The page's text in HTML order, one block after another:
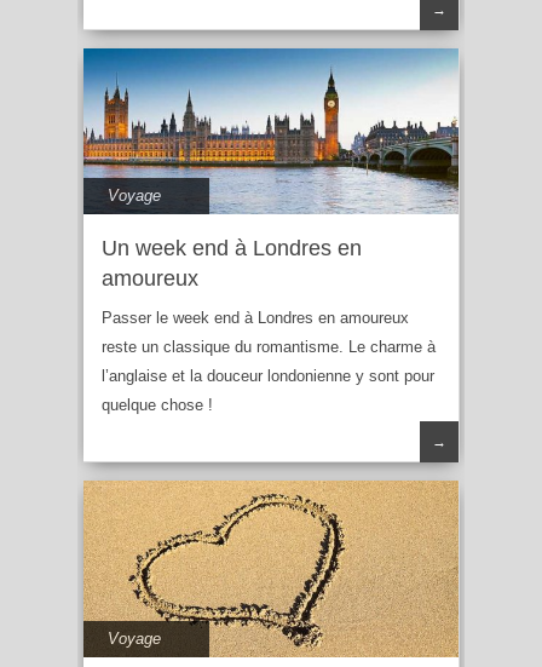
→
Voyage
Un week end à Londres en
amoureux
Passer le week end à Londres en amoureux
reste un classique du romantisme. Le charme à
l’anglaise et la douceur londonienne y sont pour
quelque chose !
→
Voyage